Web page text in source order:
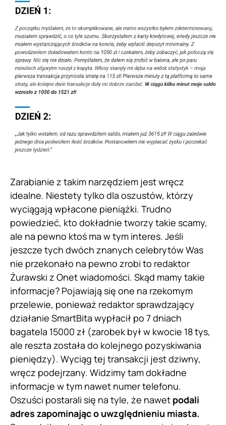
Zarabianie z takim narzędziem jest wręcz
idealne. Niestety tylko dla oszustów, którzy
wyciągają wpłacone pieniążki. Trudno
powiedzieć, kto dokładnie tworzy takie scamy,
ale na pewno ktoś ma w tym interes. Jeśli
jeszcze tych dwóch znanych celebrytów Was
nie przekonało na pewno zrobi to redaktor
Żurawski z Onet wiadomości. Skąd mamy takie
informacje? Pojawiają się one na rzekomym
przelewie, ponieważ redaktor sprawdzający
działanie SmartBita wypłacił po 7 dniach
bagatela 15000 zł (zarobek był w kwocie 18 tys,
ale reszta została do kolejnego pozyskiwania
pieniędzy). Wyciąg tej transakcji jest dziwny,
wręcz podejrzany. Widzimy tam dokładne
informacje w tym nawet numer telefonu.
Oszuści postarali się na tyle, że nawet podali
adres zapominając o uwzględnieniu miasta.